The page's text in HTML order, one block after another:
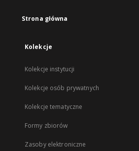
Strona główna
Kolekcje
Kolekcje instytucji
Kolekcje osób prywatnych
Kolekcje tematyczne
Formy zbiorów
Zasoby elektroniczne